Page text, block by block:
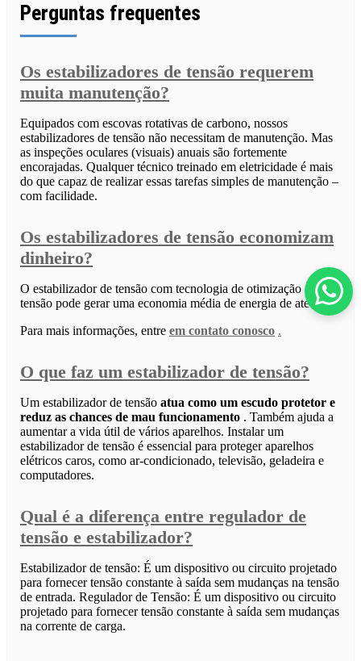
Perguntas frequentes
Os estabilizadores de tensão requerem
muita manutenção?
Equipados com escovas rotativas de carbono, nossos
estabilizadores de tensão não necessitam de manutenção. Mas
as inspeções oculares (visuais) anuais são fortemente
encorajadas. Qualquer técnico treinado em eletricidade é mais
do que capaz de realizar essas tarefas simples de manutenção –
com facilidade.
Os estabilizadores de tensão economizam
dinheiro?
O estabilizador de tensão com tecnologia de otimização de
tensão pode gerar uma economia média de energia de até 25%.
Para mais informações, entre em contato conosco .
O que faz um estabilizador de tensão?
Um estabilizador de tensão atua como um escudo protetor e
reduz as chances de mau funcionamento . Também ajuda a
aumentar a vida útil de vários aparelhos. Instalar um
estabilizador de tensão é essencial para proteger aparelhos
elétricos caros, como ar-condicionado, televisão, geladeira e
computadores.
Qual é a diferença entre regulador de
tensão e estabilizador?
Estabilizador de tensão: É um dispositivo ou circuito projetado
para fornecer tensão constante à saída sem mudanças na tensão
de entrada. Regulador de Tensão: É um dispositivo ou circuito
projetado para fornecer tensão constante à saída sem mudanças
na corrente de carga.